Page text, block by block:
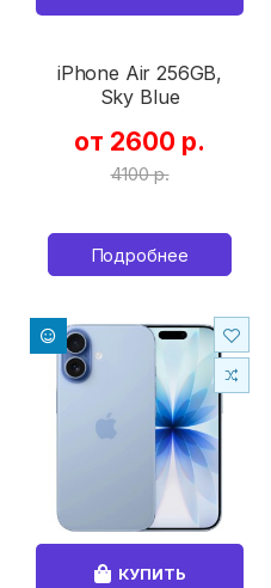
iPhone Air 256GB,
Sky Blue
от 2600 р.
4100 р.
Подробнее
КУПИТЬ